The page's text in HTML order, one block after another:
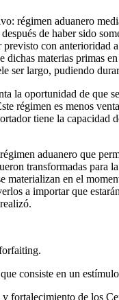
régimen aduanero
de haber sido
con anterioridad
materias primas
ser largo, pudiendo
la oportunidad de que
régimen es menos
tiene la
aduanero que
transformadas
materializan en el
a importar que
consiste en un
fortalecimiento de los